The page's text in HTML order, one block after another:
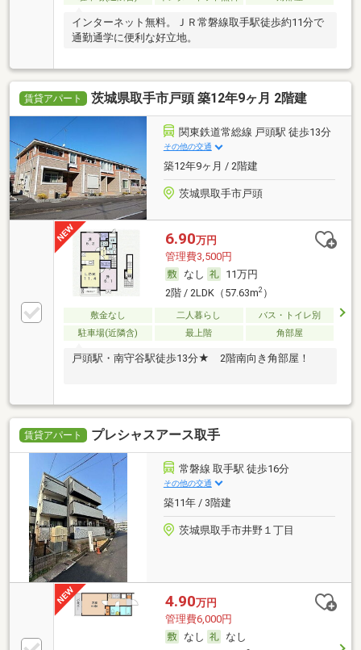
インターネット無料。ＪＲ常磐線取手駅徒歩約11分で
通勤通学に便利な好立地。
賃貸アパート 茨城県取手市戸頭 築12年9ヶ月 2階建
関東鉄道常総線 戸頭駅 徒歩13分
その他の交通
築12年9ヶ月 / 2階建
茨城県取手市戸頭
6.90万円
管理費3,500円
なし
11万円
2階 / 2LDK（57.63m2）
敷金なし 二人暮らし
バス・トイレ別
駐車場(近隣含)
最上階 角部屋
戸頭駅・南守谷駅徒歩13分★ 2階南向き角部屋！
賃貸アパート プレシャスアース取手
常磐線 取手駅 徒歩16分
その他の交通
築11年 / 3階建
茨城県取手市井野１丁目
4.90万円
管理費6,000円
なし
なし